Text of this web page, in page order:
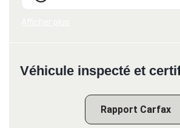
Véhicule inspecté et
Rapport Carfax